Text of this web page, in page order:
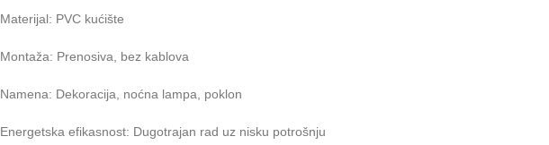
Materijal: PVC kućište
Montaža: Prenosiva, bez kablova
Namena: Dekoracija, noćna lampa, poklon
Energetska efikasnost: Dugotrajan rad uz nisku potrošnju